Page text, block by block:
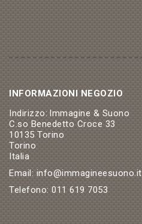
INFORMAZIONI NEGOZIO
Indirizzo: Immagine & Suono
C.so Benedetto Croce 33
10135 Torino
Torino
Italia
Email: info@immagineesuono.it
Telefono: 011 619 7053